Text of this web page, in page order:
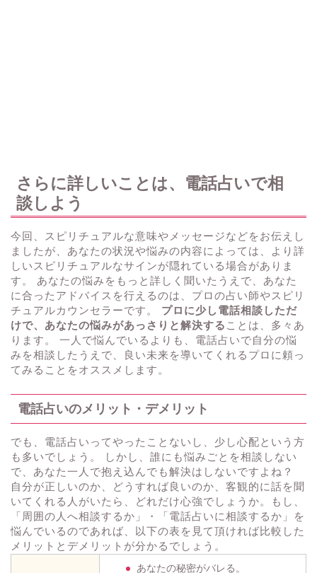
さらに詳しいことは、電話占いで相
談しよう
今回、スピリチュアルな意味やメッセージなどをお伝えし
ましたが、あなたの状況や悩みの内容によっては、より詳
しいスピリチュアルなサインが隠れている場合がありま
す。 あなたの悩みをもっと詳しく聞いたうえで、あなた
に合ったアドバイスを行えるのは、プロの占い師やスピリ
チュアルカウンセラーです。 プロに少し電話相談しただ
けで、あなたの悩みがあっさりと解決する ことは、多々あ
ります。 一人で悩んでいるよりも、電話占いで自分の悩
みを相談したうえで、良い未来を導いてくれるプロに頼っ
てみることをオススメします。
電話占いのメリット・デメリット
でも、電話占いってやったことないし、少し心配という方
も多いでしょう。 しかし、誰にも悩みごとを相談しない
で、あなた一人で抱え込んでも解決はしないですよね？
自分が正しいのか、どうすれば良いのか、客観的に話を聞
いてくれる人がいたら、どれだけ心強でしょうか。もし、
「周囲の人へ相談するか」・「電話占いに相談するか」を
悩んでいるのであれば、以下の表を見て頂ければ比較した
メリットとデメリットが分かるでしょう。
あなたの秘密がバレる。